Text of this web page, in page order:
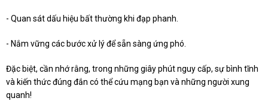
- Quan sát dấu hiệu bất thường khi đạp phanh.
- Nắm vững các bước xử lý để sẵn sàng ứng phó.
Đặc biệt, cần nhớ rằng, trong những giây phút nguy cấp, sự bình tĩnh
và kiến thức đúng đắn có thể cứu mạng bạn và những người xung
quanh!